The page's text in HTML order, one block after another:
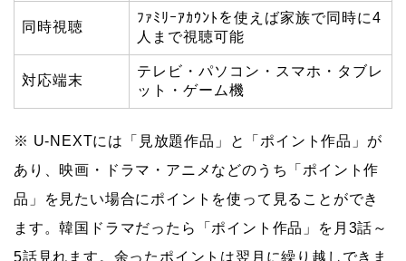
同時視聴
ﾌｧﾐﾘｰｱｶｳﾝﾄを使えば家族で同時に4
人まで視聴可能
対応端末
テレビ・パソコン・スマホ・タブレ
ット・ゲーム機
※ U-NEXTには「見放題作品」と「ポイント作品」が
あり、映画・ドラマ・アニメなどのうち「ポイント作
品」を見たい場合にポイントを使って見ることができ
ます。韓国ドラマだったら「ポイント作品」を月3話～
5話見れます。余ったポイントは翌月に繰り越しできま